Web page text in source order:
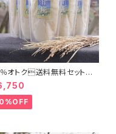
オトク送料無料セット
糀プレーン500g×５本」